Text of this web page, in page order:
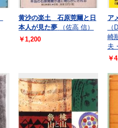
黄沙の楽土 石原莞爾と日
本人が見た夢
（佐高 信）
￥1,200
ア
崎
夫
￥